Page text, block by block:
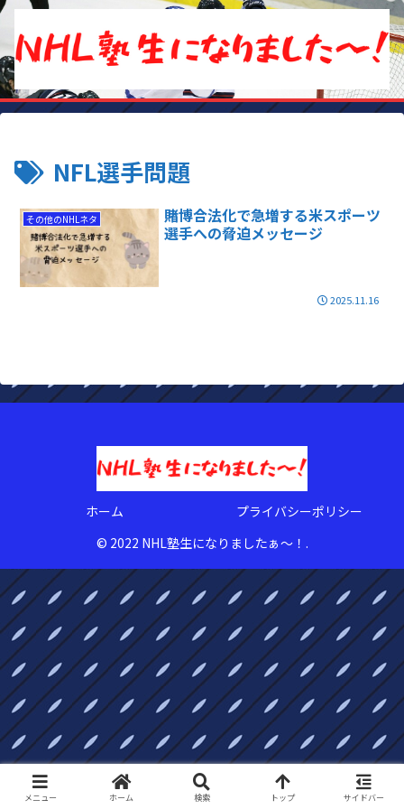
NFL選手問題
その他のNHLネタ
賭博合法化で急増する米スポーツ
選手への脅迫メッセージ
2025.11.16
ホーム
プライバシーポリシー
© 2022 NHL塾生になりましたぁ〜！.
メニュー ホーム 検索 トップ サイドバー